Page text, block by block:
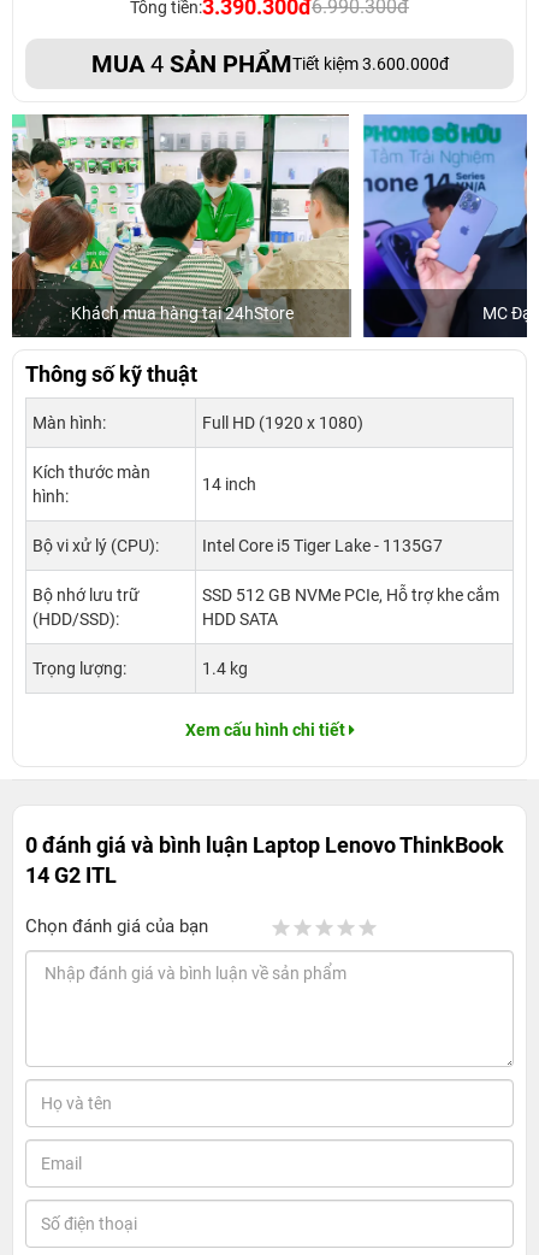
Tổng tiền:3.390.300đ6.990.300đ
MUA4SẢN PHẨMTiết kiệm 3.600.000đ
Khách mua hàng tại 24hStore MC
Thông số kỹ thuật
Màn hình: Full HD (1920 x 1080)
Kích thước màn
hình:
14 inch
Bộ vi xử lý (CPU): Intel Core i5 Tiger Lake - 1135G7
Bộ nhớ lưu trữ
(HDD/SSD):
SSD 512 GB NVMe PCIe, Hỗ trợ khe cắm
HDD SATA
Trọng lượng: 1.4 kg
Xem cấu hình chi tiết
0 đánh giá và bình luận Laptop Lenovo ThinkBook
14 G2 ITL
Chọn đánh giá của bạn